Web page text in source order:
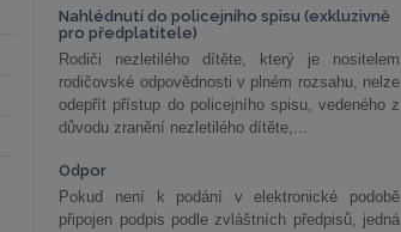
Nahlédnutí do policejního spisu (exkluzivně
pro předplatitele)
Rodiči nezletilého dítěte, který je nositelem
rodičovské odpovědnosti v plném rozsahu, nelze
odepřít přístup do policejního spisu, vedeného z
důvodu zranění nezletilého dítěte,...
Odpor
Pokud není k podání v elektronické podobě
připojen podpis podle zvláštních předpisů, jedná